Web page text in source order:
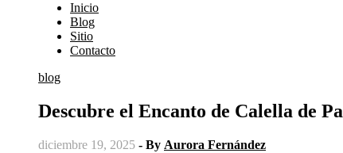
Inicio
Blog
Sitio
Contacto
blog
Descubre el Encanto de Calella de
diciembre 19, 2025 - By Aurora Fernández